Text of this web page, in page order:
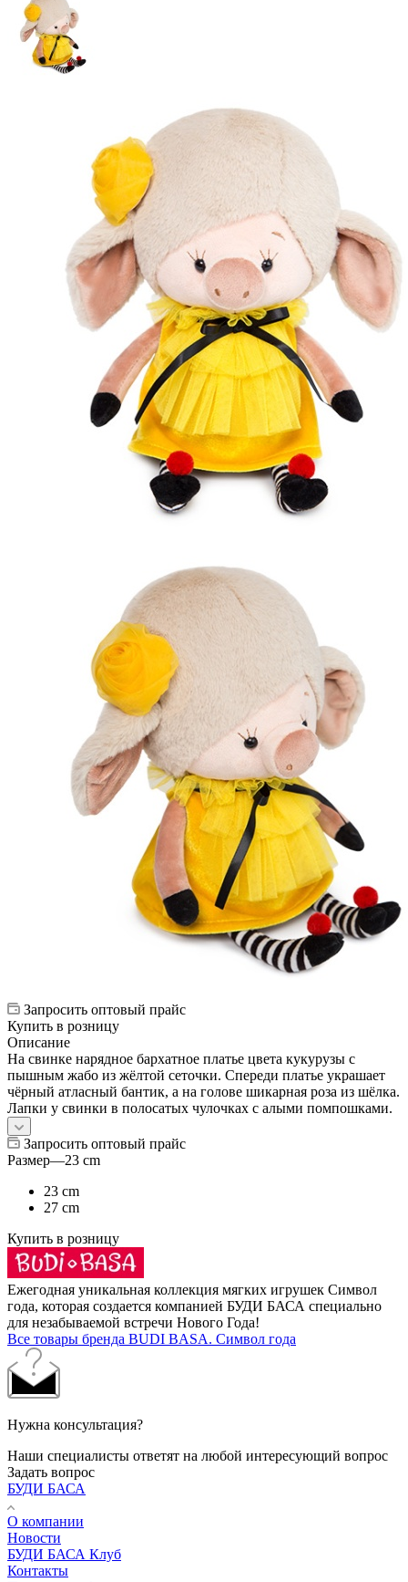
Запросить оптовый прайс
Купить в розницу
Описание
На свинке нарядное бархатное платье цвета кукурузы с
пышным жабо из жёлтой сеточки. Спереди платье украшает
чёрный атласный бантик, а на голове шикарная роза из шёлка.
Лапки у свинки в полосатых чулочках с алыми помпошками.
Запросить оптовый прайс
Размер—23 cm
23 cm
27 cm
Купить в розницу
Ежегодная уникальная коллекция мягких игрушек Символ
года, которая создается компанией БУДИ БАСА специально
для незабываемой встречи Нового Года!
Все товары бренда BUDI BASA. Символ года
Нужна консультация?
Наши специалисты ответят на любой интересующий вопрос
Задать вопрос
БУДИ БАСА
О компании
Новости
БУДИ БАСА Клуб
Контакты